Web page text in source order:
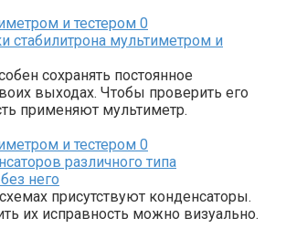
и тестером 0
стабилитрона мультиметром и
сохранять постоянное
выходах. Чтобы проверить его
применяют мультиметр.
и тестером 0
различного типа
него
присутствуют конденсаторы.
их исправность можно визуально.